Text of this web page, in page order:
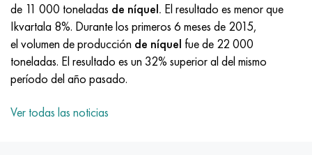
de 11 000 toneladas de níquel. El resultado es menor que
Ikvartala 8%. Durante los primeros 6 meses de 2015,
el volumen de producción de níquel fue de 22 000
toneladas. El resultado es un 32% superior al del mismo
período del año pasado.
Ver todas las noticias
multimetro n155
Nicrofer 5923 hMo
Nicrofer 6030
Nitronik 40
68NKhVKTYu
79NM, Lupa 7904
80NM
80NMV-VI
XN70YU
HN75MBTYu
XN75TBYu
XN77TYu
TL5
A LAS 6
TS-6
14 titanio
1.4570-aisi303Cu
1.4574 - Aleación PH 15-7 Mo®
1.4580 - AISI 316Cb
1.4597 - AISI 204Cu
18X11MNFB
18X12VMBFR
20X12VNMF
20Х3FMI
30hgs, 30hgs
30hgsa, 30hgsa
30hgsn2a, 30hgsna
30xn2ma, 30CrNiMo8